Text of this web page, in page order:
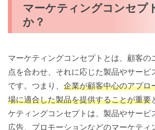
マーケティングコンセプ
か？
マーケティングコンセプトとは、顧客の
点を合わせ、それに応じた製品やサービ
です。つまり、 企業が顧客中心のアプロ
場に適合した製品を提供することが重要
ケティングコンセプトは、製品やサービ
広告、プロモーションなどのマーケティ